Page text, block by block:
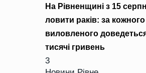
На Рівненщині з 15
ловити раків: за
виловленого
тисячі гривень
3